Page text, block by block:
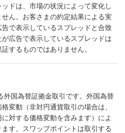
ドは、市場の状況によって変化し
ん。お客さまの約定結果による実
で表示しているスプレッドと合致
広告で表示しているスプレッドは
するものではありません。
外国為替証拠金取引です。外国為替
変動（非対円通貨取引の場合は、
対する価格変動を含みます）によ
す。スワップポイントは取引する